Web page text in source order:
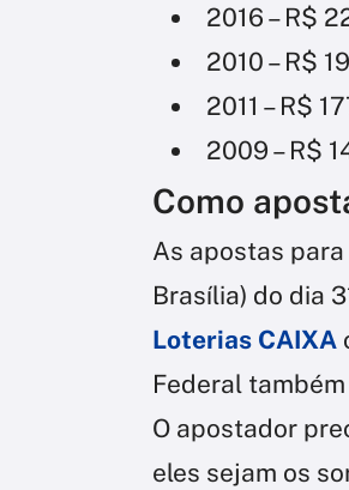
2016 – R$
2010 – R$
2011 – R$
2009 – R$
Como
As apostas
Brasília) do dia
Loterias CAIXA
Federal
O apostador
eles sejam os